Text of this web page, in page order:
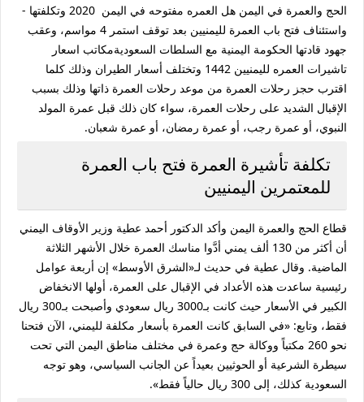
الحج والعمرة في اليمن هل العمره مفتوحه في اليمن 2020 وتكلفتها -
واستئناف فتح باب العمرة لليمنيين بعد توقف استمر 4 مواسم، وعقب
جهود قادتها الحكومة اليمنية مع السلطات السعوديةمكاتب اسعار
تاشيرات العمره لليمنيين 1442 وتختلف أسعار الطيران وذلك كلما
اقترب حجز رحلات العمرة من موعد رحلات العمرة ذاتها وذلك بسبب
الإقبال الشديد على رحلات العمرة، سواء كان ذلك قبل عمرة المولد
النبوي، أو عمرة رجب، أو عمرة رمضان، أو عمرة شعبان.
تكلفة تأشيرة العمرة فتح باب العمرة
للمعتمرين اليمنيين
قطاع الحج والعمرة اليمن وأكد الدكتور أحمد عطية وزير الأوقاف اليمني
أن أكثر من 130 ألف يمني أدَّوا مناسك العمرة خلال الأشهر الثلاثة
الماضية. وقال عطية في حديث لـ«الشرق الأوسط» إن أربعة عوامل
رئيسية ساعدت هذه الأعداد في الإقبال على العمرة، أولها الانخفاض
الكبير في الأسعار حيث كانت بـ3000 ريال سعودي وأصبحت بـ300 ريال
فقط، وتابع: «في السابق كانت العمرة بأسعار مكلفة لليمني، الآن فتحنا
نحو 260 مكتباً ووكالة حج وعمرة في مختلف مناطق اليمن التي تحت
سيطرة الشرعية أو الحوثيين بعيداً عن الجانب السياسي، وهو توجه
السعودية كذلك، إلى 300 ريال حالياً فقط».